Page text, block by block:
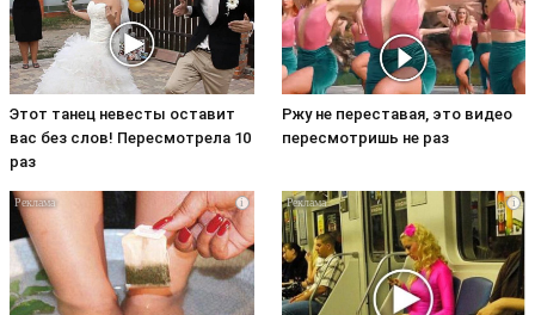
Этот танец невесты оставит
вас без слов! Пересмотрела 10
раз
Ржу не переставая, это видео
пересмотришь не раз
i i